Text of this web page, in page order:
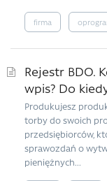
firma
Rejestr BDO.
wpis? Do
Produkujesz
torby do swoich
przedsiębiorców,
sprawozdań o
pieniężnych...